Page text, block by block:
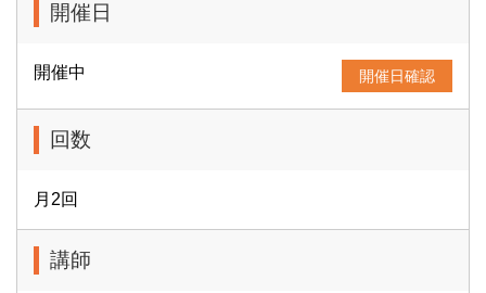
開催日
開催中 開催日確認
回数
月2回
講師